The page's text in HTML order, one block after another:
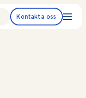
Kontakta oss